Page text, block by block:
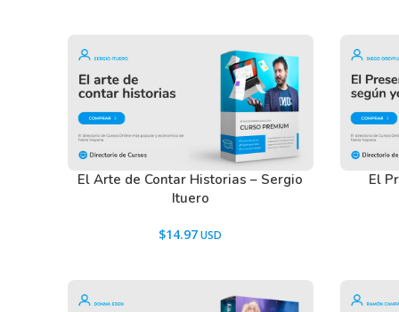
Ir a las Preguntas Frecuentes, o también puedes
El Arte de Contar Historias – Sergio
Ituero
$14.97
El